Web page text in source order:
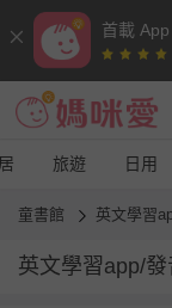
首載
旅遊 日用
童書館 英文學習
英文學習app/發